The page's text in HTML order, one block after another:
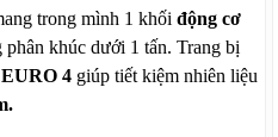
trong mình 1 khốiđộng cơ
phân khúc dưới 1 tấn. Trang bị
EURO 4 giúp tiết kiệm nhiên liệu